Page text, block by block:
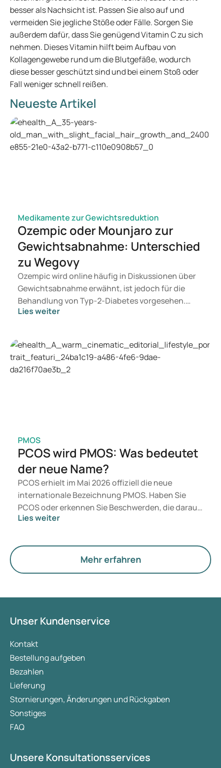
besser als Nachsicht ist. Passen Sie also auf und
vermeiden Sie jegliche Stöße oder Fälle. Sorgen Sie
außerdem dafür, dass Sie genügend Vitamin C zu sich
nehmen. Dieses Vitamin hilft beim Aufbau von
Kollagengewebe rund um die Blutgefäße, wodurch
diese besser geschützt sind und bei einem Stoß oder
Fall weniger schnell reißen.
Neueste Artikel
Medikamente zur Gewichtsreduktion
Ozempic oder Mounjaro zur
Gewichtsabnahme: Unterschied
zu Wegovy
Ozempic wird online häufig in Diskussionen über
Gewichtsabnahme erwähnt, ist jedoch für die
Behandlung von Typ-2-Diabetes vorgesehen.
Wenn Sie eine Therapie zur Gewichtskontrolle
Sie geeignet ist, entscheidet ein Arzt auf
Grundlage Ihrer Gesundheit, Ihres BMI und Ihres
Medikamentenkonsums.
Lies weiter
PMOS
PCOS wird PMOS: Was bedeutet
der neue Name?
PCOS erhielt im Mai 2026 offiziell die neue
internationale Bezeichnung PMOS. Haben Sie
PCOS oder erkennen Sie Beschwerden, die darauf
hindeuten könnten? Medizinisch ändert sich
mehr Gewicht auf Hormone, den Stoffwechsel und
die Funktion der Eierstöcke.
Lies weiter
Mehr erfahren
Unser Kundenservice
Kontakt
Bestellung aufgeben
Bezahlen
Lieferung
Stornierungen, Änderungen und Rückgaben
Sonstiges
FAQ
Unsere Konsultationsservices